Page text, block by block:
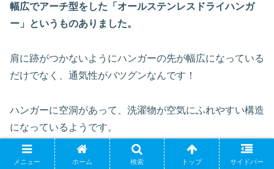
幅広でアーチ型をした「オールステンレスドライハンガ
ー」というものありました。
肩に跡がつかないようにハンガーの先が幅広になっている
だけでなく、通気性がバツグンなんです！
ハンガーに空洞があって、洗濯物が空気にふれやすい構造
になっているようです。
また、ステンレスでできているので、さびにくいという利
メニュー ホーム 検索 トップ サイドバー